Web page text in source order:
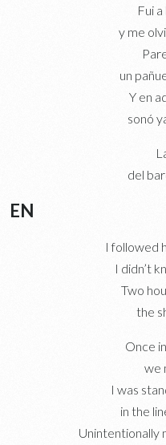
Fui
y me
un
Y en
sonó
del
EN
I followed
I didn’t
Two
the
Once
we
I was
in the
Unintentionally